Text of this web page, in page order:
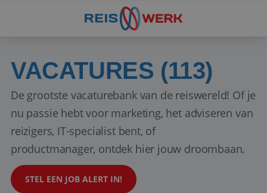
VACATURES (113)
De grootste vacaturebank van de reiswereld! Of je
nu passie hebt voor marketing, het adviseren van
reizigers, IT-specialist bent, of
productmanager, ontdek hier jouw droombaan.
STEL EEN JOB ALERT IN!